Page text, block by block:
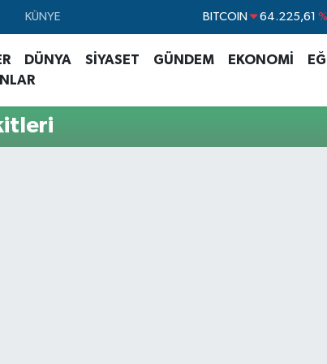
KÜNYE BITCOIN 64.225,61
DÜNYA SİYASET GÜNDEM EKONOMİ